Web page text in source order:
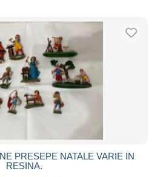
PRESEPE NATALE VARIE IN
RESINA.